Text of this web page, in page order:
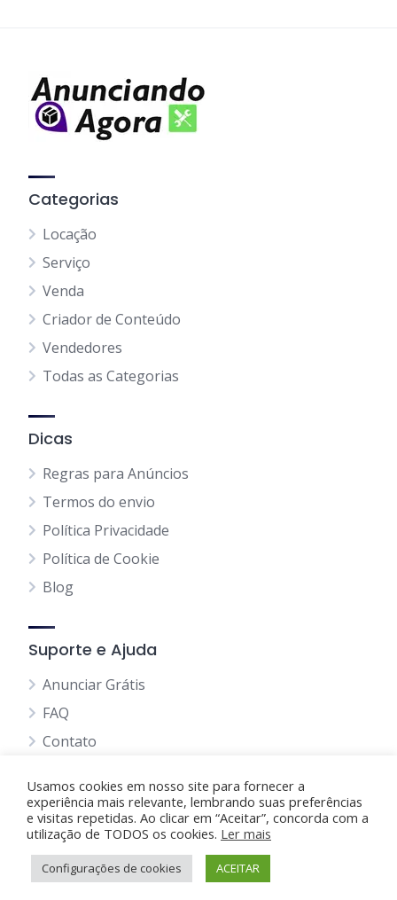
Categorias
Locação
Serviço
Venda
Criador de Conteúdo
Vendedores
Todas as Categorias
Dicas
Regras para Anúncios
Termos do envio
Política Privacidade
Política de Cookie
Blog
Suporte e Ajuda
Anunciar Grátis
FAQ
Contato
Anunciando Agora
Página Inicial
Minha Conta
Usamos cookies em nosso site para fornecer a
experiência mais relevante, lembrando suas preferências
e visitas repetidas. Ao clicar em “Aceitar”, concorda com a
utilização de TODOS os cookies. Ler mais
Configurações de cookies ACEITAR